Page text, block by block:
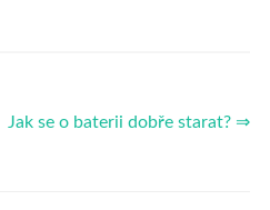
Jak se o baterii dobře starat? ⇒